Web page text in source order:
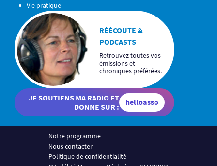
Vie pratique
RÉÉCOUTE &
PODCASTS
Retrouvez toutes vos
émissions et
chroniques préférées.
JE SOUTIENS MA RADIO ET
DONNE SUR :
helloasso
Notre programme
Nous contacter
Politique de confidentialité